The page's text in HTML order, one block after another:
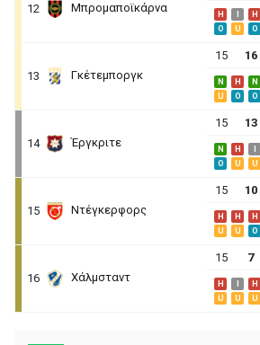
12 Μπρομαποϊκάρνα H H
O
U O
13 Γκέτεμποργκ
15 16
N H N
U
O O
14 Έργκριτε
15 13
N H
O
U U
15 Ντέγκερφορς
15 10
H H H
U
U O
16 Χάλμσταντ
15 7
H H
U
U U